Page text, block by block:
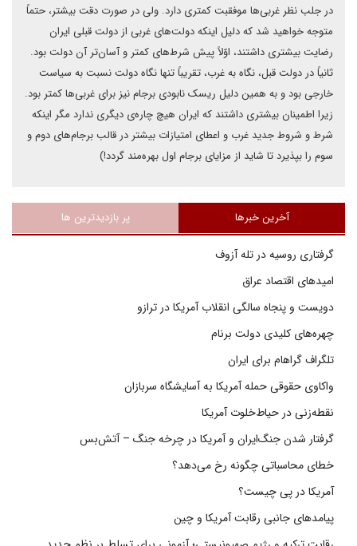
در جلب نظر غربی‌ها موفقبت کمتری دارد. ولی در صورت دقت بیشتر، حتماً
متوجه خواهید شد که دلیل اینکه دولت‌های غربی از دولت قبلی ایران
رضایت بیشتری داشتند، اوّلاً پیش شرط‌های کمتر و آسان‌تر آن دولت بود.
ثانیاً در دولت قبل، نگاه به غرب، تقریباً تنها نگاه دولت نسبت به سیاست
خارجی بود و به همین دلیل ریسک نابودی برجام نیز برای غربی‌ها کمتر بود.
زیرا اطمینان بیشتری داشتند که ایران هیچ چاره‌‌ی دیگری ندارد مگر اینکه
شرط و شروط جدید غرب و اعطای امتیازات بیشتر در قالب برجام‌های دوم و
سوم را بپذیرد تا شاید از مزایای برجام اول بهره‌مند گردد!)
آخرین خبرها پر بازدیدترین ها
گرفتاری روسیه در تله آزوف
امیدهای اقتصاد عراق
دویست و پنجاه سالگی انقلاب آمریکا در ترازو
چهره‌های کلیدی دولت برنام
تلگراف گراهام برای ایران
واکاوی حقوقی حمله آمریکا به آسایشگاه سربازان
نقطه‌زنی در حیاط‌خلوت آمریکا
گرفتار شدن جنگ‌ایران و آمریکا در چرخه جنگ – آتش‌بس
خطای محاسباتی چگونه رخ می‌دهد؟
آمریکا در پی چیست؟
پیامدهای جانبی رقابت آمریکا و چین